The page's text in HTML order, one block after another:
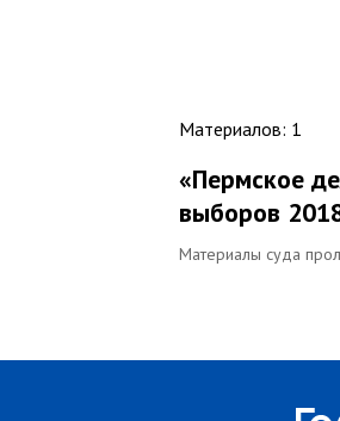
Материалов: 1
«Пермское
выборов
Материалы суда